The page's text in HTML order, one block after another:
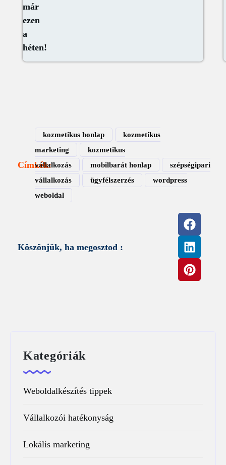
már
ezen
a
héten!
Címkék:
kozmetikus honlap
kozmetikus
marketing
kozmetikus
vállalkozás
mobilbarát honlap
szépségipari
vállalkozás
ügyfélszerzés
wordpress
weboldal
Köszönjük, ha megosztod :
Kategóriák
Weboldalkészítés tippek
Vállalkozói hatékonyság
Lokális marketing